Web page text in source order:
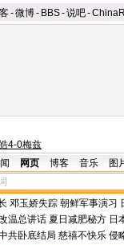
-微博- BBS-说吧-
4-0梅兹
网页 博客 音乐 图
邓玉娇失踪 朝鲜军事演习
温总讲话 夏日减肥秘方 日
共卧底结局 慈禧不快乐 侵